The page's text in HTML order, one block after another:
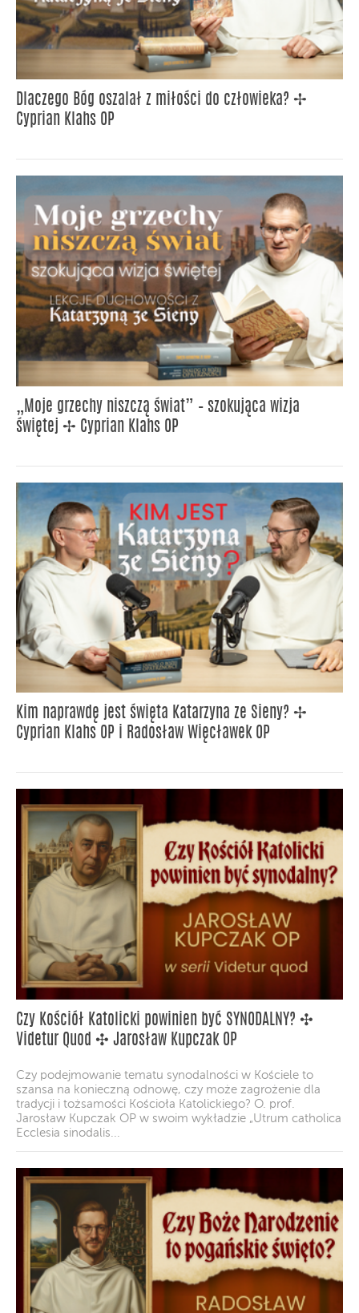
Dlaczego Bóg oszalał z miłości do człowieka? ✢
Cyprian Klahs OP
„Moje grzechy niszczą świat” – szokująca wizja
świętej ✢ Cyprian Klahs OP
Kim naprawdę jest święta Katarzyna ze Sieny? ✢
Cyprian Klahs OP i Radosław Więcławek OP
Czy Kościół Katolicki powinien być SYNODALNY? ✣
Videtur Quod ✣ Jarosław Kupczak OP
Czy podejmowanie tematu synodalności w Kościele to
szansa na konieczną odnowę, czy może zagrożenie dla
tradycji i tożsamości Kościoła Katolickiego? O. prof.
Jarosław Kupczak OP w swoim wykładzie „Utrum catholica
Ecclesia sinodalis...